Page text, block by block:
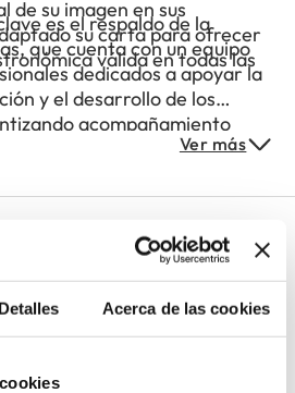
Detalles Acerca de las cookies
su imagen en sus
su carta para ofrecer
válida en todas las
es el respaldo de la
que cuenta con un equipo
dedicados a apoyar la
y el desarrollo de los
acompañamiento
Ver más
necesita un
de franquicia?